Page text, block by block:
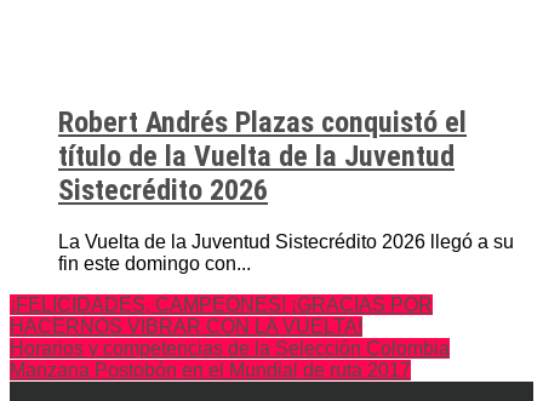
Robert Andrés Plazas conquistó el
título de la Vuelta de la Juventud
Sistecrédito 2026
La Vuelta de la Juventud Sistecrédito 2026 llegó a su
fin este domingo con...
¡FELICIDADES, CAMPEONES! ¡GRACIAS POR
HACERNOS VIBRAR CON LA VUELTA!
Horarios y competencias de la Selección Colombia
Manzana Postobón en el Mundial de ruta 2017